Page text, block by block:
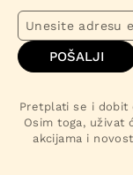
POŠALJI
Pretplati se i dobit
Osim toga, uživat
akcijama i